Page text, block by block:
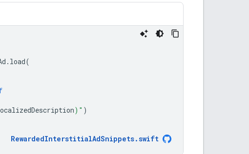
. load(
) " )
RewardedInterstitialAdSnippets.swift